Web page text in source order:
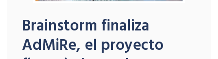
Brainstorm finaliza
AdMiRe, el proyecto